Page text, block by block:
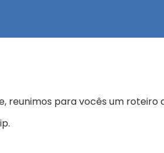
reunimos para vocês um roteiro